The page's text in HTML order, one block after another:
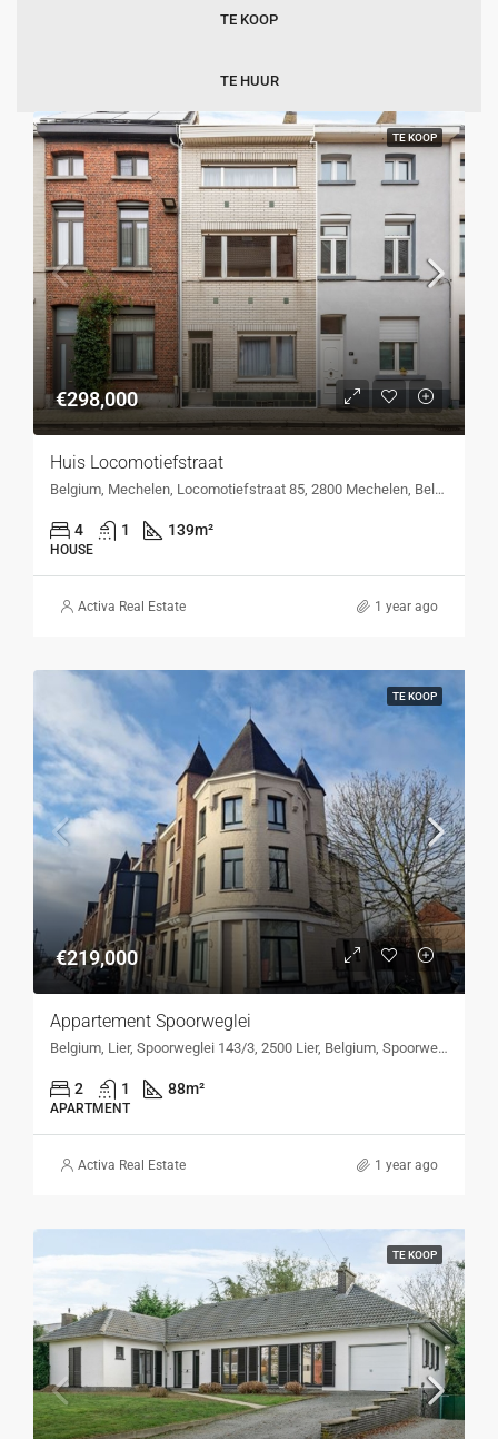
TE KOOP
TE HUUR
TE KOOP
€298,000
Huis Locomotiefstraat
Belgium, Mechelen, Locomotiefstraat 85, 2800 Mechelen, Belgium, Locomotiefstraat 85, 2800 Mechelen, Belgium
4 1 139m²
HOUSE
Activa Real Estate 1 year ago
TE KOOP
€219,000
Appartement Spoorweglei
Belgium, Lier, Spoorweglei 143/3, 2500 Lier, Belgium, Spoorweglei 143/3, 2500 Lier, Belgium
2 1 88m²
APARTMENT
Activa Real Estate 1 year ago
TE KOOP